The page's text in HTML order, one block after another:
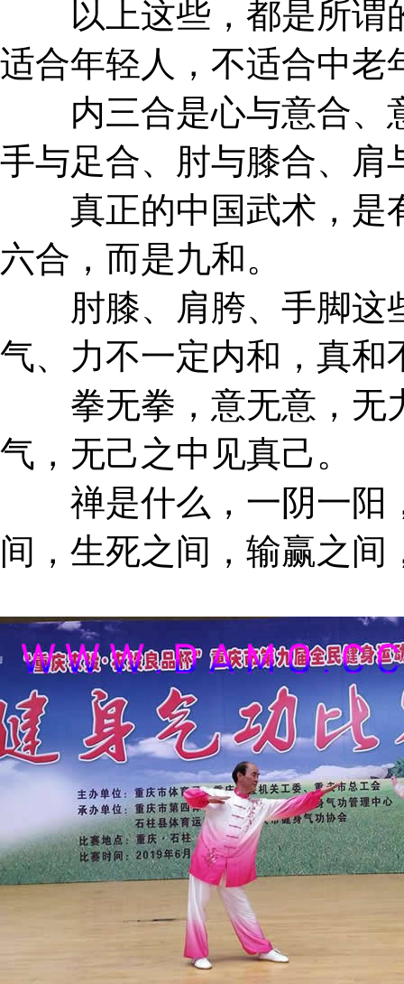
以上这些，都是所谓
适合年轻人，不适合中老
内三合是心与意合、
手与足合、肘与膝合、肩
真正的中国武术，是
六合，而是九和。
肘膝、肩胯、手脚这
气、力不一定内和，真和
拳无拳，意无意，无
气，无己之中见真己。
禅是什么，一阴一阳
间，生死之间，输赢之间